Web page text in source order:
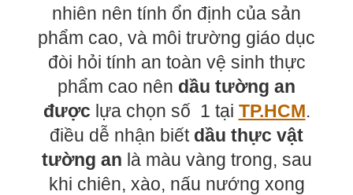
nhiên nên tính ổn định của sản
phẩm cao, và môi trường giáo dục
đòi hỏi tính an toàn vệ sinh thực
phẩm cao nên dầu tường an
được lựa chọn số 1 tại TP.HCM.
điều dễ nhận biết dầu thực vật
tường an là màu vàng trong, sau
khi chiên, xào, nấu nướng xong